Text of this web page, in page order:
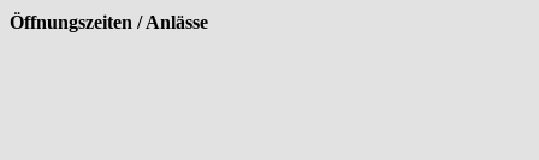
Öffnungszeiten / Anlässe